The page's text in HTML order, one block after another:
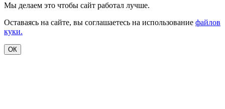
Мы делаем это чтобы сайт работал лучше.
Оставаясь на сайте, вы соглашаетесь на использование файлов
куки.
ОК